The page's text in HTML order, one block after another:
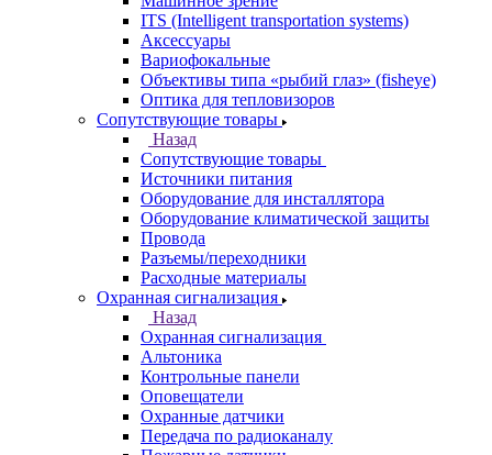
ITS (Intelligent transportation systems)
Аксессуары
Вариофокальные
Объективы типа «рыбий глаз» (fisheye)
Оптика для тепловизоров
Сопутствующие товары
Назад
Сопутствующие товары
Источники питания
Оборудование для инсталлятора
Оборудование климатической защиты
Провода
Разъемы/переходники
Расходные материалы
Охранная сигнализация
Назад
Охранная сигнализация
Альтоника
Контрольные панели
Оповещатели
Охранные датчики
Передача по радиоканалу